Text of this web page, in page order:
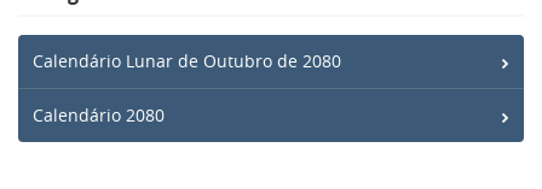
Calendário Lunar de Outubro de 2080
Calendário 2080